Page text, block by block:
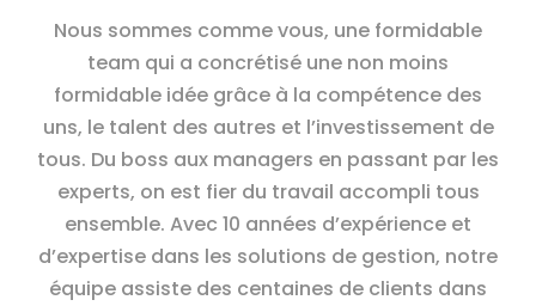
Nous sommes comme vous, une formidable
team qui a concrétisé une non moins
formidable idée grâce à la compétence des
uns, le talent des autres et l’investissement de
tous. Du boss aux managers en passant par les
experts, on est fier du travail accompli tous
ensemble. Avec 10 années d’expérience et
d’expertise dans les solutions de gestion, notre
équipe assiste des centaines de clients dans